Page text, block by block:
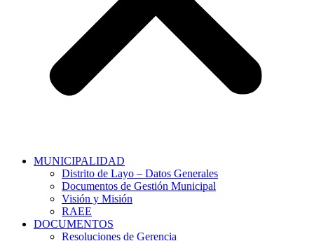
MUNICIPALIDAD
Distrito de Layo – Datos Generales
Documentos de Gestión Municipal
Visión y Misión
RAEE
DOCUMENTOS
Resoluciones de Gerencia